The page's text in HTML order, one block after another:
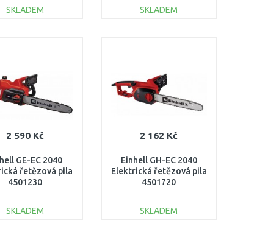
SKLADEM
SKLADEM
2 590 Kč
GE-EC 2040
řetězová pila
4501230
SKLADEM
2 162 Kč
Einhell GH-EC 2040
Elektrická řetězová pila
4501720
SKLADEM